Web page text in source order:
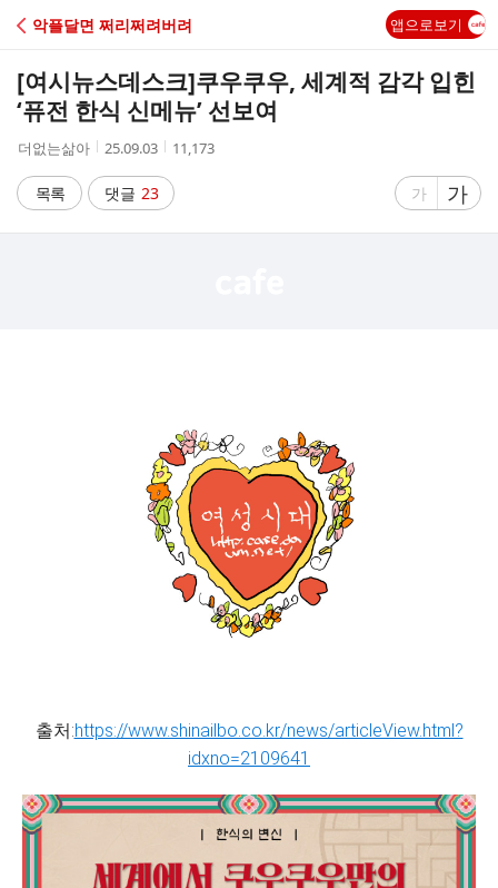
C
A
악플달면 쩌리쩌려버려 앱으로보기
[여시뉴스데스크]쿠우쿠우, 세계적 감각 입힌
‘퓨전 한식 신메뉴’ 선보여
작
자
더없는삶아
작
시
간
25.09.03
조
수
11,173
목록 댓글 23
글
가
글
자
가
출처:https://www.shinailbo.co.kr/news/articleView.html?
idxno=2109641